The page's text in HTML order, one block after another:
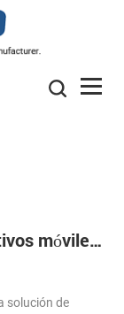
Puedo conectar diversas dispositivos móviles a una impresora portátil?
solución de